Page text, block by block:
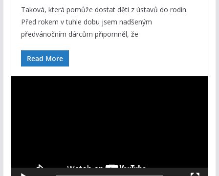
Taková, která pomůže dostat děti z ústavů do rodin.
Před rokem v tuhle dobu jsem nadšeným
předvánočním dárcům připomněl, že
Read More
e